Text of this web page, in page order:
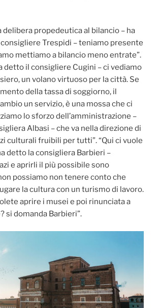
delibera propedeutica al bilancio – ha
Trespidi – teniamo presente
mettiamo a bilancio meno entrate”.
detto il consigliere Cugini – ci vediamo
un volano virtuoso per la città. Se
della tassa di soggiorno, il
un servizio, è una mossa che ci
lo sforzo dell’amministrazione –
Albasi – che va nella direzione di
culturali fruibili per tutti”. “Qui ci vuole
detto la consigliera Barbieri –
e aprirli il più possibile sono
possiamo non tenere conto che
la cultura con un turismo di lavoro.
aprire i musei e poi rinunciata a
si domanda Barbieri”.